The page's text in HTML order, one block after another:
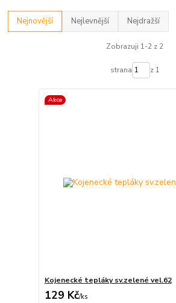
Nejnovější Nejlevnější Nejdražší
Zobrazuji 1-2 z 2
strana z 1
Akce
Kojenecké tepláky sv.zelené vel.62
129 Kč/ks